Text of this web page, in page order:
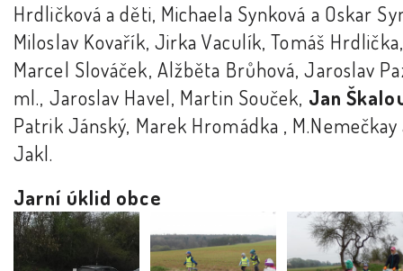
Hrdličková a děti, Michaela Synková a Oskar
Miloslav Kovařík, Jirka Vaculík, Tomáš Hrdlička,
Marcel Slováček, Alžběta Brůhová, Jaroslav
ml., Jaroslav Havel, Martin Souček, Jan
Patrik Jánský, Marek Hromádka ,
Jakl.
Jarní úklid obce